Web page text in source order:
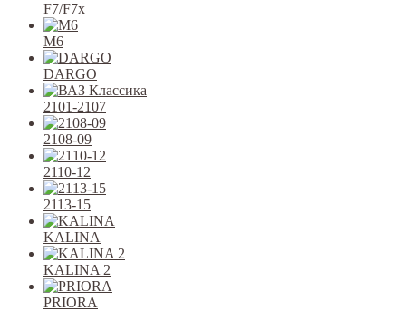
F7/F7x
M6
DARGO
2101-2107
2108-09
2110-12
2113-15
KALINA
KALINA 2
PRIORA